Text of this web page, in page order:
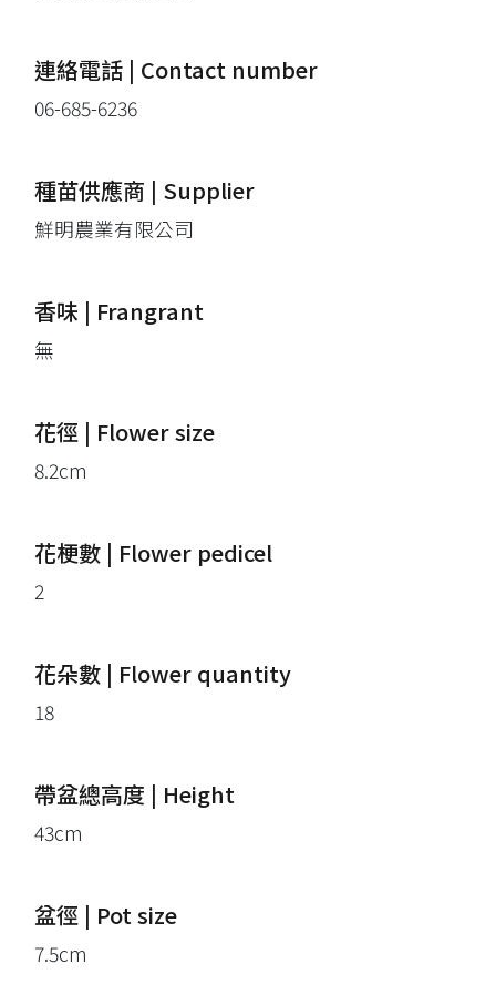
連絡電話 | Contact number
06-685-6236
種苗供應商 | Supplier
鮮明農業有限公司
香味 | Frangrant
無
花徑 | Flower size
8.2cm
花梗數 | Flower pedicel
2
花朵數 | Flower quantity
18
帶盆總高度 | Height
43cm
盆徑 | Pot size
7.5cm